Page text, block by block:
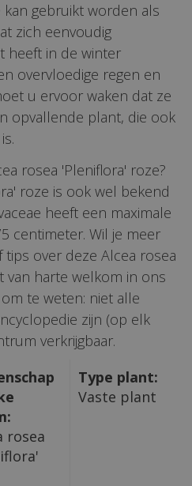
gebruikt worden als
zich eenvoudig
heeft in de winter
overvloedige regen en
u ervoor waken dat ze
opvallende plant, die ook
rosea 'Pleniflora' roze?
roze is ook wel bekend
heeft een maximale
centimeter. Wil je meer
over deze Alcea rosea
van harte welkom in ons
te weten: niet alle
zijn (op elk
verkrijgbaar.
rosea
Type plant:
Vaste plant